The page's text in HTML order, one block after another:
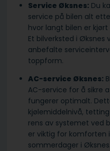
Service Øksnes: Du
service på bilen alt
hvor langt bilen er
Et bilverksted i Øksnes
anbefalte
toppform.
AC-service Øksnes:
AC-service for å sikre
fungerer optimalt.
kjølemiddelnivå,
rens av systemet ved
er viktig for komforten
sommerdager i Øksnes.